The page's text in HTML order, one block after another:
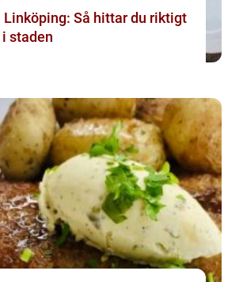
Linköping: Så hittar du riktigt
i staden